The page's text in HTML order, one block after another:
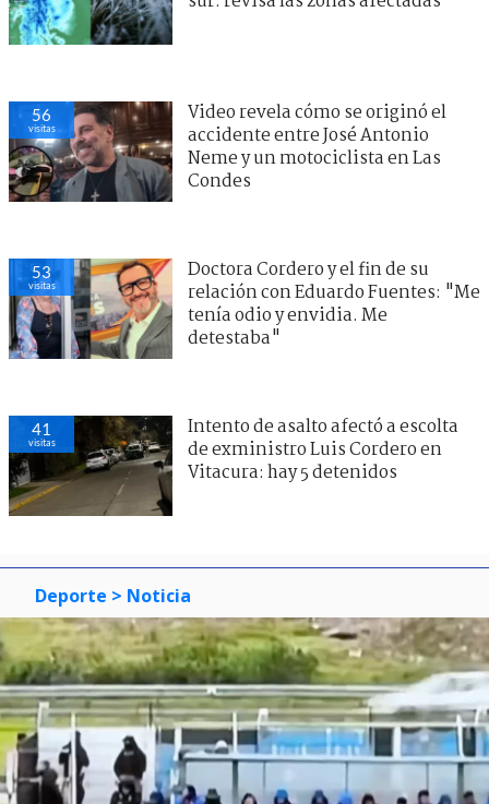
56
visitas
Video revela cómo se originó el
accidente entre José Antonio
Neme y un motociclista en Las
Condes
53
visitas
Doctora Cordero y el fin de su
relación con Eduardo Fuentes: "Me
tenía odio y envidia. Me
detestaba"
41
visitas
Intento de asalto afectó a escolta
de exministro Luis Cordero en
Vitacura: hay 5 detenidos
Deporte > Noticia